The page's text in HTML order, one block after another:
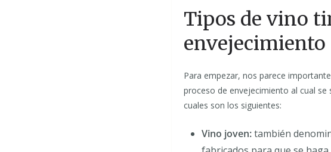
Tipos de vino
envejecimiento
Para empezar, nos parece
proceso de envejecimiento al cual
cuales son los siguientes:
Vino joven:también